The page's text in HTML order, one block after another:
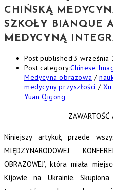
CHIŃSKĄ
SZKOŁY BIANQUE
MEDYCYNĄ
Post published:3 września
Post category:Chinese
Medycyna obrazowa /
medycyny przyszłości /
Yuan Qigong
Niniejszy artykuł, przede
MIĘDZYNARODOWEJ
OBRAZOWEJ’, która miała
Kijowie na Ukrainie.